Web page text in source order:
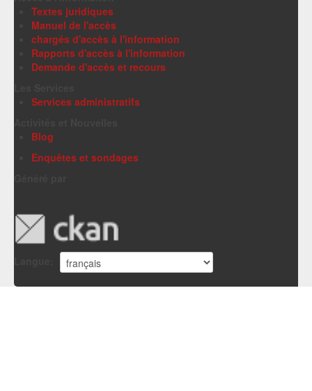
Textes juridiques
Manuel de l'accès
chargés d'accès à l'information
Rapports d'accès à l'information
Demande d'accès et recours
Services administratifs
Blog
Enquêtes et sondages